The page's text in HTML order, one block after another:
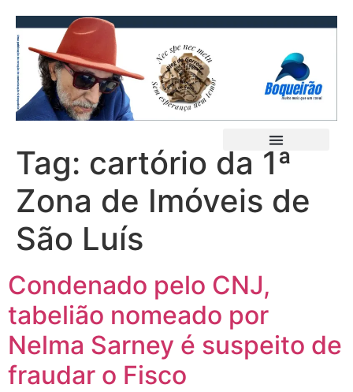
Tag: cartório da 1ª
Zona de Imóveis de
São Luís
Condenado pelo CNJ,
tabelião nomeado por
Nelma Sarney é suspeito de
fraudar o Fisco